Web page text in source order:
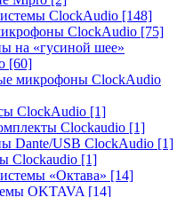
ClockAudio [148]
ClockAudio [75]
на «гусиной шее»
[60]
микрофоны ClockAudio
ClockAudio [1]
Clockaudio [1]
Dante/USB ClockAudio [1]
Clockaudio [1]
«Октава» [14]
OKTAVA [14]